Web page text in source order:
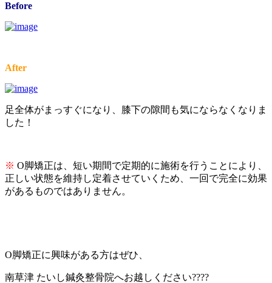
Before
After
足全体がまっすぐになり、膝下の隙間も気にならなくなりま
した！
※ O脚矯正は、短い期間で定期的に施術を行うことにより、
正しい状態を維持し定着させていくため、一回で完全に効果
があるものではありません。
O脚矯正に興味がある方はぜひ、
南草津 たいし鍼灸整骨院へお越しください????